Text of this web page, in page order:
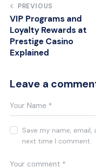
Post
navigation
PREVIOUS
VIP Programs and
Loyalty Rewards at
Prestige Casino
Explained
Leave a
Save my name,
next time I comment.